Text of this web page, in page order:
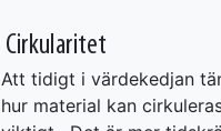
Cirkularitet
Att tidigt i värdekedjan
hur material kan